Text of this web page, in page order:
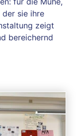
sie ihre
zeigt
bereichernd